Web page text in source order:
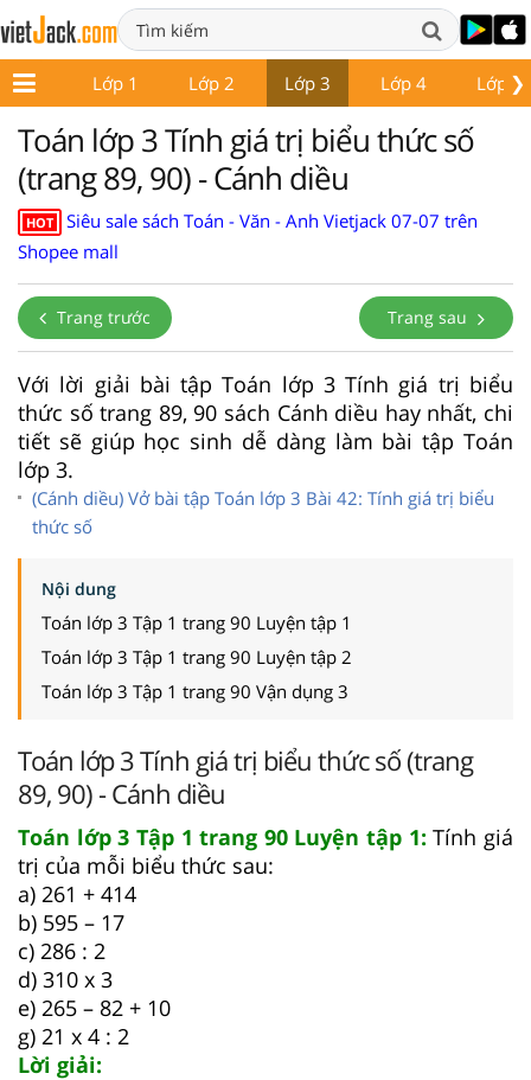
❯
Lớp 1 Lớp 2 Lớp 3 Lớp 4 Lớp 5
Toán lớp 3 Tính giá trị biểu thức số
(trang 89, 90) - Cánh diều
HOT
Siêu sale sách Toán - Văn - Anh Vietjack 07-07 trên
Shopee mall
Trang trước Trang sau
Với lời giải bài tập Toán lớp 3 Tính giá trị biểu
thức số trang 89, 90 sách Cánh diều hay nhất, chi
tiết sẽ giúp học sinh dễ dàng làm bài tập Toán
lớp 3.
(Cánh diều) Vở bài tập Toán lớp 3 Bài 42: Tính giá trị biểu
thức số
Nội dung
Toán lớp 3 Tập 1 trang 90 Luyện tập 1
Toán lớp 3 Tập 1 trang 90 Luyện tập 2
Toán lớp 3 Tập 1 trang 90 Vận dụng 3
Toán lớp 3 Tính giá trị biểu thức số (trang
89, 90) - Cánh diều
Toán lớp 3 Tập 1 trang 90 Luyện tập 1: Tính giá
trị của mỗi biểu thức sau:
a) 261 + 414
b) 595 – 17
c) 286 : 2
d) 310 x 3
e) 265 – 82 + 10
g) 21 x 4 : 2
Lời giải: